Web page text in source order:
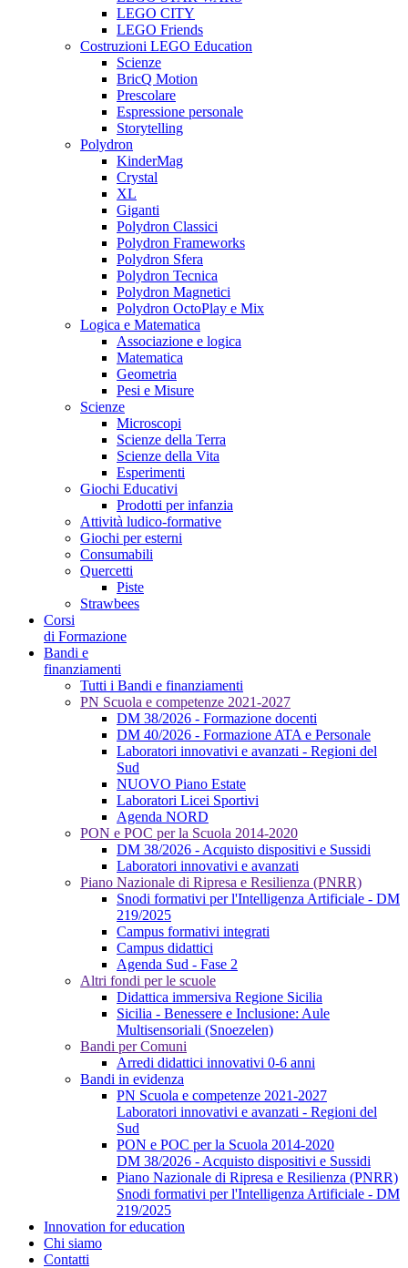
LEGO CITY
LEGO Friends
Costruzioni LEGO Education
Scienze
BricQ Motion
Prescolare
Espressione personale
Storytelling
Polydron
KinderMag
Crystal
XL
Giganti
Polydron Classici
Polydron Frameworks
Polydron Sfera
Polydron Tecnica
Polydron Magnetici
Polydron OctoPlay e Mix
Logica e Matematica
Associazione e logica
Matematica
Geometria
Pesi e Misure
Scienze
Microscopi
Scienze della Terra
Scienze della Vita
Esperimenti
Giochi Educativi
Prodotti per infanzia
Attività ludico-formative
Giochi per esterni
Consumabili
Quercetti
Piste
Strawbees
Corsi
di Formazione
Bandi e
finanziamenti
Tutti i Bandi e finanziamenti
PN Scuola e competenze 2021-2027
DM 38/2026 - Formazione docenti
DM 40/2026 - Formazione ATA e Personale
Laboratori innovativi e avanzati - Regioni del
Sud
NUOVO Piano Estate
Laboratori Licei Sportivi
Agenda NORD
PON e POC per la Scuola 2014-2020
DM 38/2026 - Acquisto dispositivi e Sussidi
Laboratori innovativi e avanzati
Piano Nazionale di Ripresa e Resilienza (PNRR)
Snodi formativi per l'Intelligenza Artificiale - DM
219/2025
Campus formativi integrati
Campus didattici
Agenda Sud - Fase 2
Altri fondi per le scuole
Didattica immersiva Regione Sicilia
Sicilia - Benessere e Inclusione: Aule
Multisensoriali (Snoezelen)
Bandi per Comuni
Arredi didattici innovativi 0-6 anni
Bandi in evidenza
PN Scuola e competenze 2021-2027
Laboratori innovativi e avanzati - Regioni del
Sud
PON e POC per la Scuola 2014-2020
DM 38/2026 - Acquisto dispositivi e Sussidi
Piano Nazionale di Ripresa e Resilienza (PNRR)
Snodi formativi per l'Intelligenza Artificiale - DM
219/2025
Innovation for education
Chi siamo
Contatti